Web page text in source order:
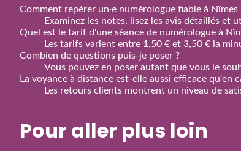
Comment repérer un·e numérologue fiable à Nîmes
Examinez les notes, lisez les avis détaillés et
Quel est le tarif d'une séance de numérologue à
Les tarifs varient entre 1,50 € et 3,50 € la
Combien de questions puis‑je poser ?
Vous pouvez en poser autant que vous le
La voyance à distance est‑elle aussi efficace qu'en
Les retours clients montrent un niveau de
Pour aller plus loin